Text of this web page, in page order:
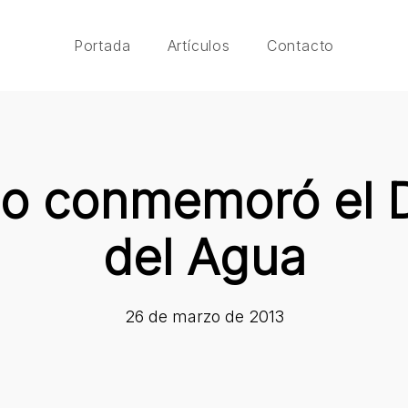
Portada Artículos Contacto
conmemoró el
del Agua
26 de marzo de 2013